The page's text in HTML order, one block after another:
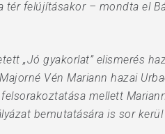
felújításakor – mondta el
„Jó gyakorlat” elismerés
Vén Mariann hazai
mellett
bemutatására is sor